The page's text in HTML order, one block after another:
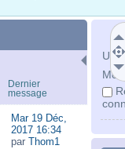
Mot
Dernier
message
Mar 19 Déc,
2017 16:34
par Thom1